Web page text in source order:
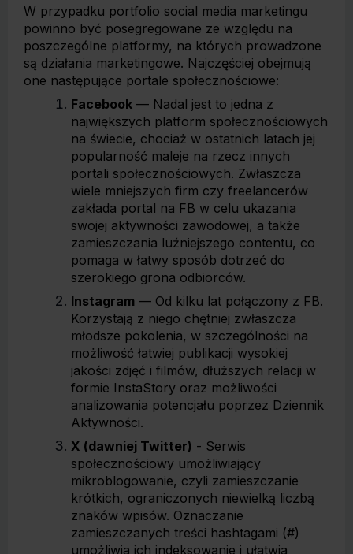
W przypadku portfolio social media marketingu
powinno być posegregowane ze względu na
poszczególne platformy, na których prowadzone
są działania marketingowe. Najczęściej obejmują
one następujące portale społecznościowe:
Facebook — Nadal jest to jedna z
największych platform społecznościowych
na świecie, chociaż w ostatnich latach jej
popularność maleje na rzecz innych
portali społecznościowych. Zwłaszcza
wiele mniejszych firm czy freelancerów
zakłada portal na FB w celu ukazania
swojej aktywności zawodowej, a także
zamieszczania luźniejszego contentu, co
pomaga w łatwy sposób dotrzeć do
szerokiego grona odbiorców.
Instagram — Od kilku lat połączony z FB.
Korzystają z niego chętniej zwłaszcza
młodsze pokolenia, w szczególności na
możliwość łatwiej publikacji wysokiej
jakości zdjęć i filmów, dłuższych relacji w
formie InstaStory oraz możliwości
analizowania potencjału poprzez Dziennik
Aktywności.
X (dawniej Twitter) - Serwis
społecznościowy umożliwiający
mikroblogowanie, czyli zamieszczanie
krótkich, ograniczonych niewielką liczbą
znaków wpisów. Oznaczanie
zamieszczanych treści hashtagami (#)
umożliwia ich indeksowanie i ułatwia